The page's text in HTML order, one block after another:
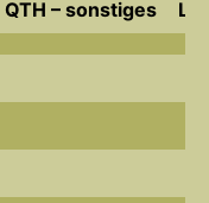
QTH – sonstiges